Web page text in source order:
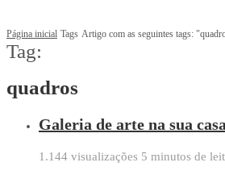
Página inicial Tags Artigo com as seguintes tags:
Tag:
quadros
Galeria de arte na sua
1.144 visualizações 5 minutos de